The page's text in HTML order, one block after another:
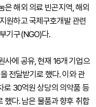
은 해외 의료 빈곤지역, 해외
원하고 국제구호개발 관련
기구(NGO)다.
사에 공유, 현재 16개 기업으
전달받기로 했다. 이와 관
로 30억원 상당의 의약품 등
했다. 남은 물품과 향후 취합